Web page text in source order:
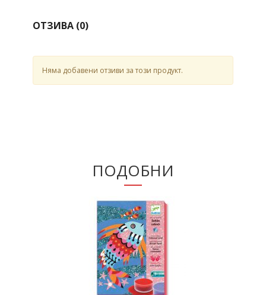
ОТЗИВА (0)
Няма добавени отзиви за този продукт.
ПОДОБНИ